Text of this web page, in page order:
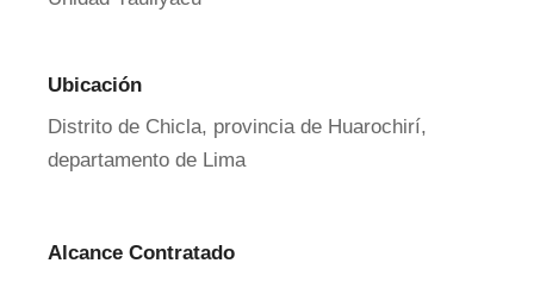
Ubicación
Distrito de Chicla, provincia de Huarochirí,
departamento de Lima
Alcance Contratado